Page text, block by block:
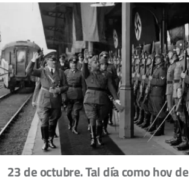
23 de octubre. Tal día como hoy de